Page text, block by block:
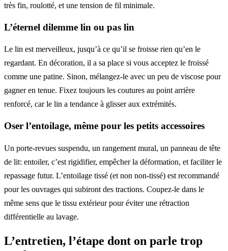
très fin, roulotté, et une tension de fil minimale.
L’éternel dilemme lin ou pas lin
Le lin est merveilleux, jusqu’à ce qu’il se froisse rien qu’en le
regardant. En décoration, il a sa place si vous acceptez le froissé
comme une patine. Sinon, mélangez-le avec un peu de viscose pour
gagner en tenue. Fixez toujours les coutures au point arrière
renforcé, car le lin a tendance à glisser aux extrémités.
Oser l’entoilage, même pour les petits accessoires
Un porte-revues suspendu, un rangement mural, un panneau de tête
de lit: entoiler, c’est rigidifier, empêcher la déformation, et faciliter le
repassage futur. L’entoilage tissé (et non non-tissé) est recommandé
pour les ouvrages qui subiront des tractions. Coupez-le dans le
même sens que le tissu extérieur pour éviter une rétraction
différentielle au lavage.
L’entretien, l’étape dont on parle trop